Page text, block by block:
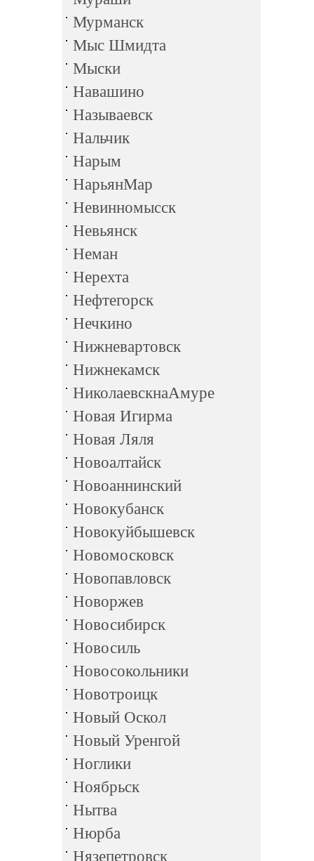
Мурманск
Мыс Шмидта
Мыски
Навашино
Называевск
Нальчик
Нарым
НарьянМар
Невинномысск
Невьянск
Неман
Нерехта
Нефтегорск
Нечкино
Нижневартовск
Нижнекамск
НиколаевскнаАмуре
Новая Игирма
Новая Ляля
Новоалтайск
Новоаннинский
Новокубанск
Новокуйбышевск
Новомосковск
Новопавловск
Новоржев
Новосибирск
Новосиль
Новосокольники
Новотроицк
Новый Оскол
Новый Уренгой
Ноглики
Ноябрьск
Нытва
Нюрба
Нязепетровск